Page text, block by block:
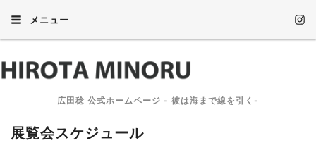
メニュー
広田稔 公式ホームページ - 彼は海まで線を引く-
展覧会スケジュール